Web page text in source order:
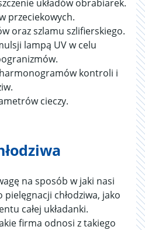
układów obrabiarek.
przeciekowych.
oraz szlamu szlifierskiego.
lampą UV w celu
kontroli i
cieczy.
na sposób w jaki nasi
chłodziwa, jako
całej układanki.
firma odnosi z takiego